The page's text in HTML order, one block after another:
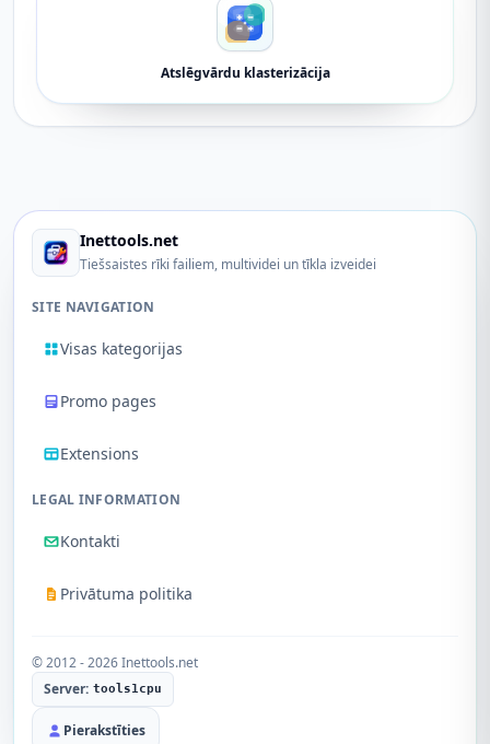
Atslēgvārdu klasterizācija
Inettools.net
Tiešsaistes rīki failiem, multividei un tīkla izveidei
SITE NAVIGATION
Visas kategorijas
Promo pages
Extensions
LEGAL INFORMATION
Kontakti
Privātuma politika
© 2012 - 2026 Inettools.net
Server: tools1cpu
Pierakstīties